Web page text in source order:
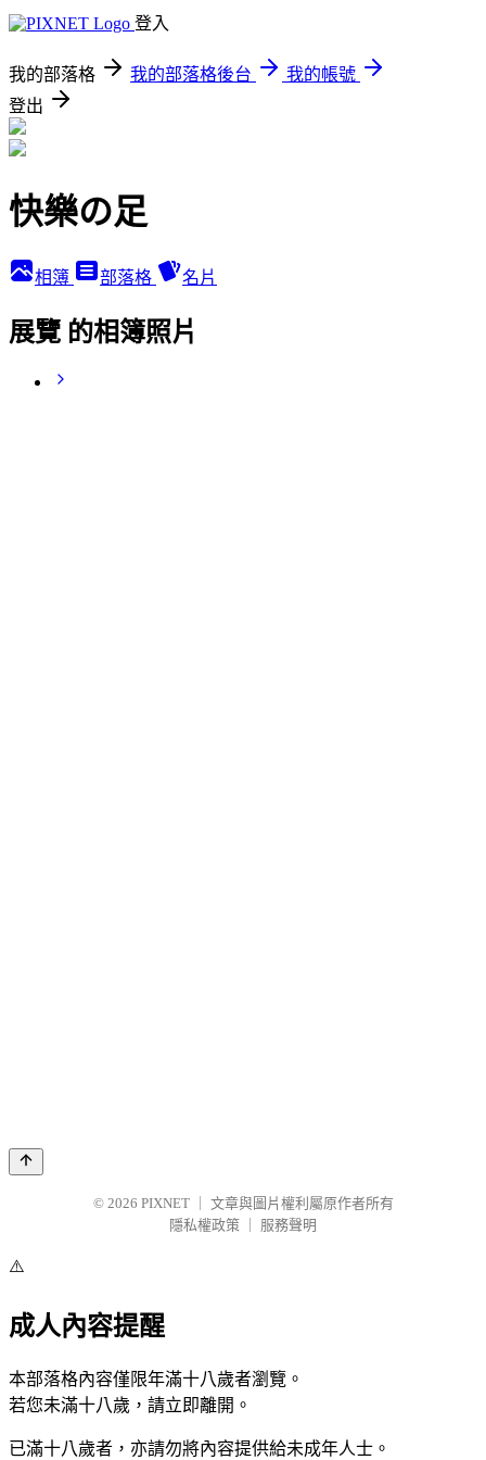
登入
我的部落格 我的部落格後台
我的帳號
登出
快樂の足
相簿 部落格 名片
展覽 的相簿照片
© 2026 PIXNET
文章與圖片權利屬原作者所有
隱私權政策
服務聲明
⚠️
成人內容提醒
本部落格內容僅限年滿十八歲者瀏覽。
若您未滿十八歲，請立即離開。
已滿十八歲者，亦請勿將內容提供給未成年人士。